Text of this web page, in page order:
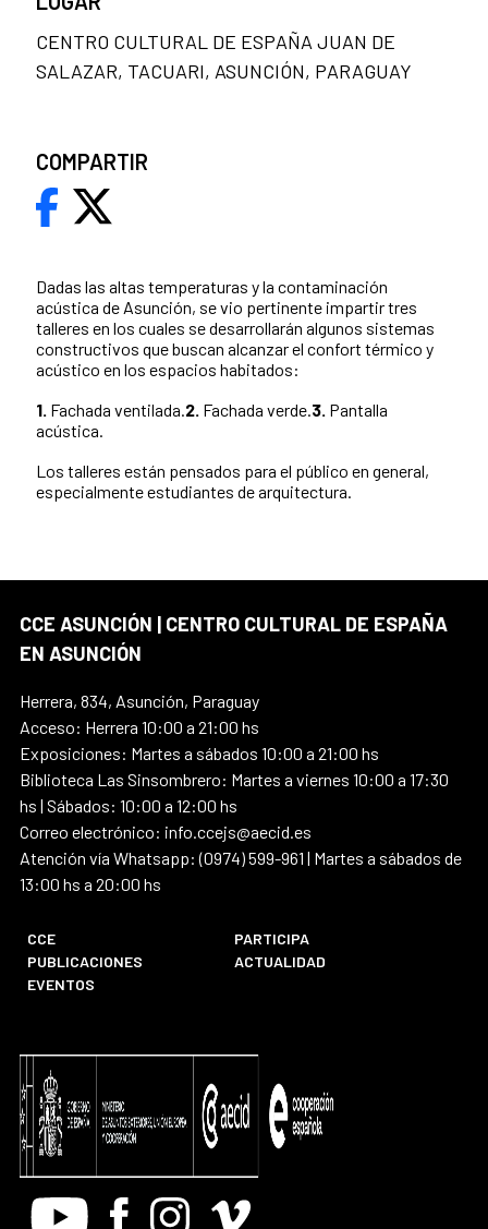
Dadas las altas temperaturas y la contaminación
acústica de Asunción, se vio pertinente impartir tres
talleres en los cuales se desarrollarán algunos sistemas
constructivos que buscan alcanzar el confort térmico y
acústico en los espacios habitados:
1. Fachada ventilada. 2. Fachada verde. 3. Pantalla
acústica.
Los talleres están pensados para el público en general,
especialmente estudiantes de arquitectura.
CENTRO CULTURAL DE ESPAÑA JUAN DE
SALAZAR, TACUARI, ASUNCIÓN, PARAGUAY
COMPARTIR
CCE ASUNCIÓN | CENTRO CULTURAL DE ESPAÑA
EN ASUNCIÓN
Herrera, 834, Asunción, Paraguay
Acceso: Herrera 10:00 a 21:00 hs
Exposiciones: Martes a sábados 10:00 a 21:00 hs
Biblioteca Las Sinsombrero: Martes a viernes 10:00 a 17:30
hs | Sábados: 10:00 a 12:00 hs
Correo electrónico: info.ccejs@aecid.es
Atención vía Whatsapp: (0974) 599-961 | Martes a sábados de
13:00 hs a 20:00 hs
CCE
PARTICIPA
PUBLICACIONES
ACTUALIDAD
EVENTOS
Youtube FacebookInstagram
Vimeo